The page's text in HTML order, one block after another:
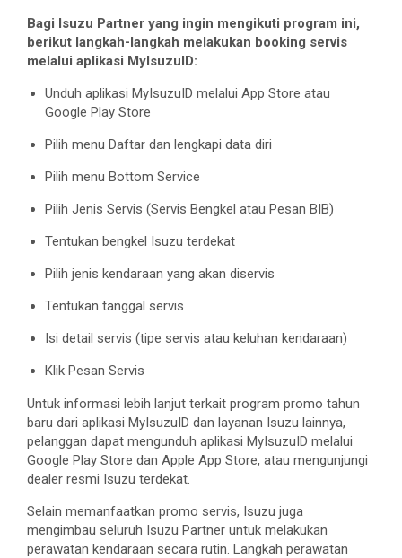
Bagi Isuzu Partner yang ingin mengikuti program ini,
berikut langkah-langkah melakukan booking servis
melalui aplikasi MyIsuzuID:
Unduh aplikasi MyIsuzuID melalui App Store atau
Google Play Store
Pilih menu Daftar dan lengkapi data diri
Pilih menu Bottom Service
Pilih Jenis Servis (Servis Bengkel atau Pesan BIB)
Tentukan bengkel Isuzu terdekat
Pilih jenis kendaraan yang akan diservis
Tentukan tanggal servis
Isi detail servis (tipe servis atau keluhan kendaraan)
Klik Pesan Servis
Untuk informasi lebih lanjut terkait program promo tahun
baru dari aplikasi MyIsuzuID dan layanan Isuzu lainnya,
pelanggan dapat mengunduh aplikasi MyIsuzuID melalui
Google Play Store dan Apple App Store, atau mengunjungi
dealer resmi Isuzu terdekat.
Selain memanfaatkan promo servis, Isuzu juga
mengimbau seluruh Isuzu Partner untuk melakukan
perawatan kendaraan secara rutin. Langkah perawatan